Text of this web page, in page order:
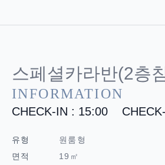
스페셜카라반(2층
INFORMATION
CHECK-IN : 15:00
유형
원룸형
면적
19㎡